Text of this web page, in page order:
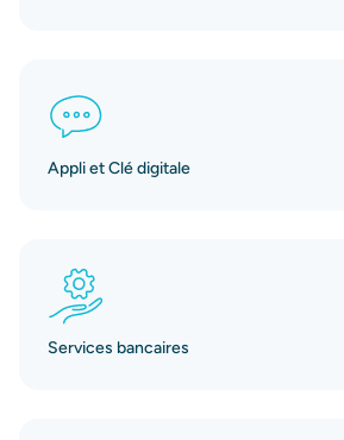
Appli et Clé digitale
Services bancaires